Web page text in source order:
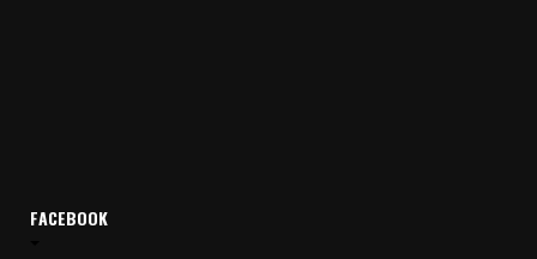
FACEBOOK